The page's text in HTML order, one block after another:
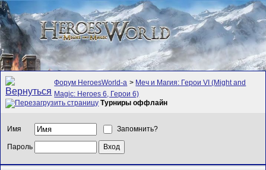
Форум HeroesWorld-а > Меч и Магия: Герои VI (Might and
Magic: Heroes 6, Герои 6)
Турниры оффлайн
Имя Запомнить?
Пароль